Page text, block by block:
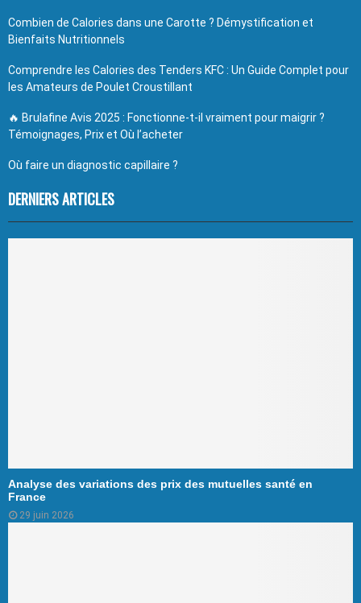
Combien de Calories dans une Carotte ? Démystification et
Bienfaits Nutritionnels
Comprendre les Calories des Tenders KFC : Un Guide Complet pour
les Amateurs de Poulet Croustillant
🔥 Brulafine Avis 2025 : Fonctionne-t-il vraiment pour maigrir ?
Témoignages, Prix et Où l’acheter
Où faire un diagnostic capillaire ?
DERNIERS ARTICLES
Analyse des variations des prix des mutuelles santé en
France
29 juin 2026